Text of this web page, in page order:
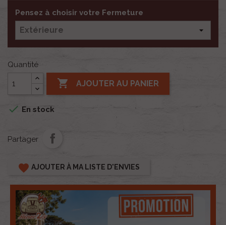
Pensez à choisir votre Fermeture
Quantité
 AJOUTER AU PANIER
 En stock
Partager
favorite AJOUTER À MA LISTE D'ENVIES